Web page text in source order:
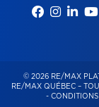
© 2026 RE/MAX
RE/MAX QUÉBEC –
- CONDITIONS